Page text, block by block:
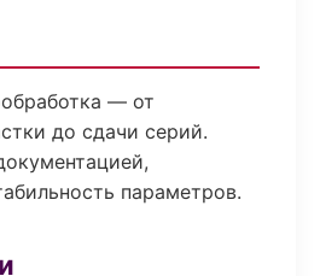
— от
до сдачи серий.
параметров.